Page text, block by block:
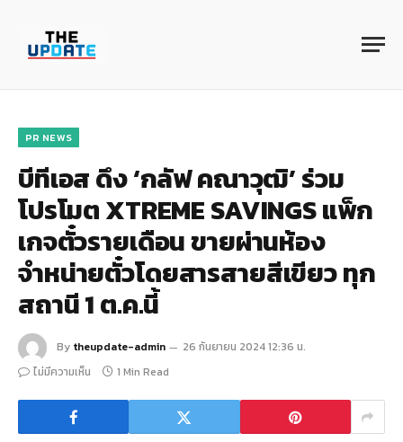
PR NEWS
บีทีเอส ดึง ‘กลัฟ คณาวุฒิ’ ร่วม
โปรโมต XTREME SAVINGS แพ็ก
เกจตั๋วรายเดือน ขายผ่านห้อง
จำหน่ายตั๋วโดยสารสายสีเขียว ทุก
สถานี 1 ต.ค.นี้
By theupdate-admin
26 กันยายน 2024 12:36 น.
ไม่มีความเห็น
1 Min Read